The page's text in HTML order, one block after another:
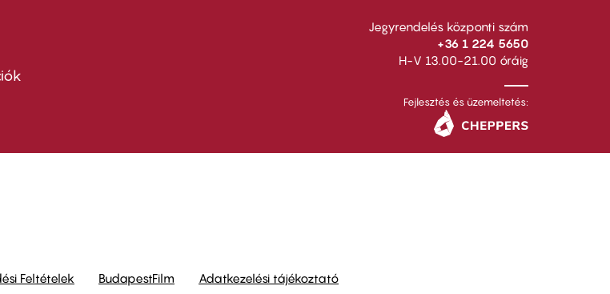
Jegyrendelés központi szám
+36 1 224 5650
H-V 13.00-21.00 óráig
Fejlesztés és üzemeltetés:
Feltételek BudapestFilm Adatkezelési tájékoztató